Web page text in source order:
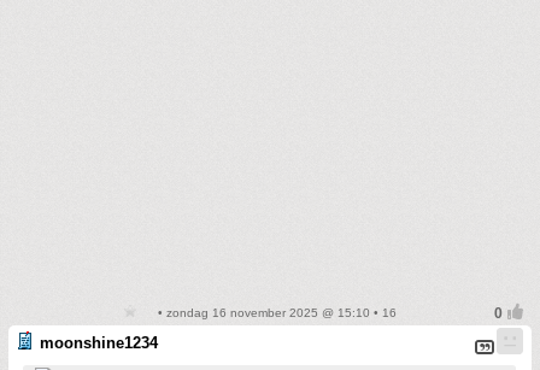
• zondag 16 november 2025 @ 15:10 • 16
moonshine1234